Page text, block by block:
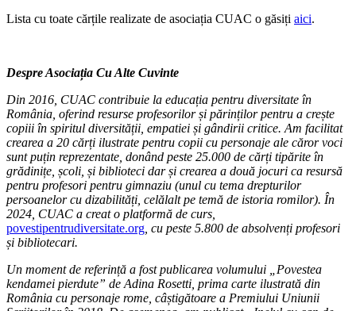
Lista cu toate cărțile realizate de asociația CUAC o găsiți aici.
Despre Asociația Cu Alte Cuvinte
Din 2016, CUAC contribuie la educația pentru diversitate în
România, oferind resurse profesorilor și părinților pentru a crește
copiii în spiritul diversității, empatiei și gândirii critice. Am facilitat
crearea a 20 cărți ilustrate pentru copii cu personaje ale căror voci
sunt puțin reprezentate, donând peste 25.000 de cărți tipărite în
grădinițe, școli, și biblioteci dar și crearea a două jocuri ca resursă
pentru profesori pentru gimnaziu (unul cu tema drepturilor
persoanelor cu dizabilități, celălalt pe temă de istoria romilor). În
2024, CUAC a creat o platformă de curs,
povestipentrudiversitate.org , cu peste 5.800 de absolvenți profesori
și bibliotecari.
Un moment de referință a fost publicarea volumului „Povestea
kendamei pierdute” de Adina Rosetti, prima carte ilustrată din
România cu personaje rome, câștigătoare a Premiului Uniunii